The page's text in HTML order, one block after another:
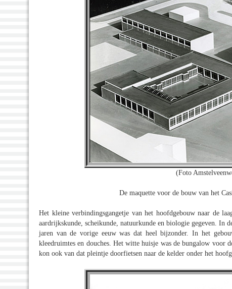
(Foto
De maquette voor de bouw van het
Het kleine verbindingsgangetje van het hoofdgebouw naar de
aardrijkskunde, scheikunde, natuurkunde en biologie gegeven. In
jaren van de vorige eeuw was dat heel bijzonder. In het
kleedruimtes en douches. Het witte huisje was de bungalow voor
kon ook van dat pleintje doorfietsen naar de kelder onder het